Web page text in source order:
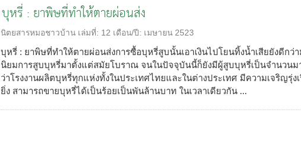
บุหรี่ : ยาพิษที่ทำให้ตายผ่อนส่ง
นิตยสารหมอชาวบ้าน เล่มที่: 12 เดือน/ปี: เมษายน 2523
บุหรี่ : ยาพิษที่ทำให้ตายผ่อนส่งการซื้อบุหรี่สูบนั้นเอาเงินไปโยนทิ้งน้ำเสียยังดีกว่า
นิยมการสูบบุหรี่มาตั้งแต่สมัยโบราณ จนในปัจจุบันนี้ก็ยังมีผู้สูบบุหรี่เป็นจำนวนม
ว่าโรงงานผลิตบุหรี่ทุกแห่งทั้งในประเทศไทยและในต่างประเทศ มีความเจริญรุ่งเ
ยิ่ง สามารถขายบุหรี่ได้เป็นร้อยเป็นพันล้านบาท ในเวลาเดียวกัน ...